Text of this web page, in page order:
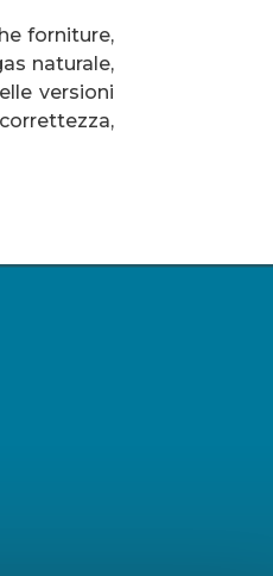
forniture,
naturale,
versioni